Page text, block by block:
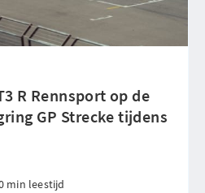
R Rennsport op de
GP Strecke tijdens
min leestijd